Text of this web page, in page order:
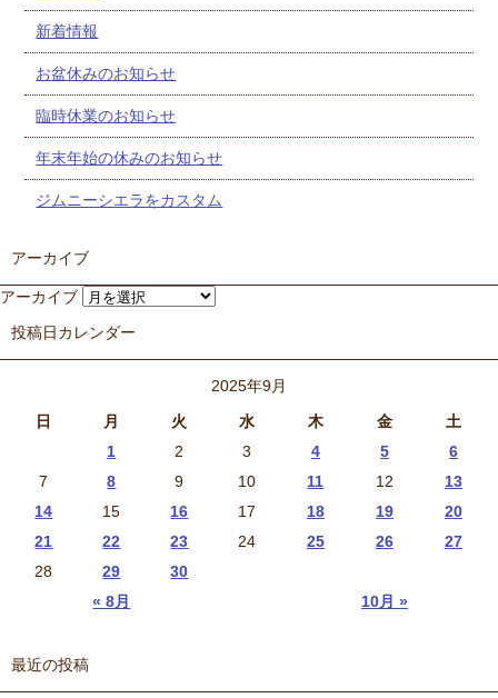
新着情報
お盆休みのお知らせ
臨時休業のお知らせ
年末年始の休みのお知らせ
ジムニーシエラをカスタム
アーカイブ
アーカイブ
投稿日カレンダー
2025年9月
日
月 火 水 木 金 土
« 8月 10月 »
1 2 3 4 5
6
7
8 9 10 11 12
13
14
15 16 17 18 19
20
21
22 23 24 25 26
27
28
29 30
最近の投稿